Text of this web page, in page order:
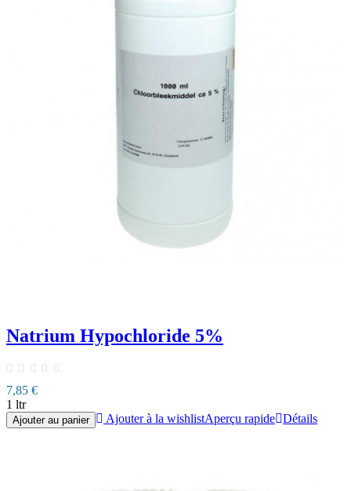
Natrium Hypochloride 5%
7,85 €
1 ltr
Ajouter au panier Ajouter à la wishlistAperçu rapide Détails